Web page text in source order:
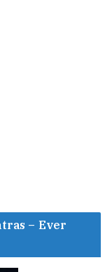
– Ever